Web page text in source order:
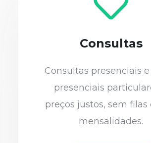
Consultas
Consultas presenciais
presenciais
preços justos, sem filas
mensalidades.